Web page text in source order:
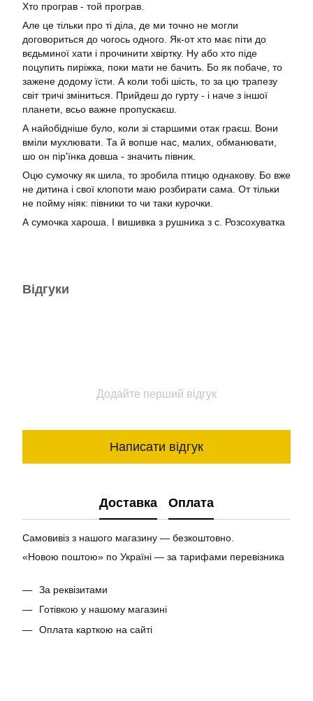
Хто програв - той програв.
Але це тільки про ті діла, де ми точно не могли
договориться до чогось одного. Як-от хто має піти до
вєдьминої хати і прочинити хвіртку. Ну або хто піде
поцупить пиріжка, поки мати не бачить. Бо як побаче, то
зажене додому їсти. А коли тобі шість, то за цю трапезу
світ тричі зміниться. Прийдеш до гурту - і наче з іншої
планети, всьо важне пропускаєш.
А найобідніше було, коли зі старшими отак граєш. Вони
вміли мухлювати. Та й вопше нас, малих, обманювати,
шо он пір'їнка довша - значить півник.
Оцю сумочку як шила, то зробила птицю однакову. Бо вже
не дитина і свої клопоти маю розбирати сама. От тільки
не пойму ніяк: півники то чи таки курочки.
А сумочка хароша. І вишивка з рушника з с. Розсохуватка
Відгуки
Додайте перший відгук
Написати відгук
Доставка Оплата
Самовивіз з нашого магазину — безкоштовно.
«Новою поштою» по Україні — за тарифами перевізника
За реквізитами
Готівкою у нашому магазині
Оплата карткою на сайті